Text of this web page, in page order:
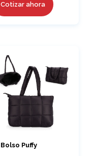
Cotizar ahora
Bolso Puffy